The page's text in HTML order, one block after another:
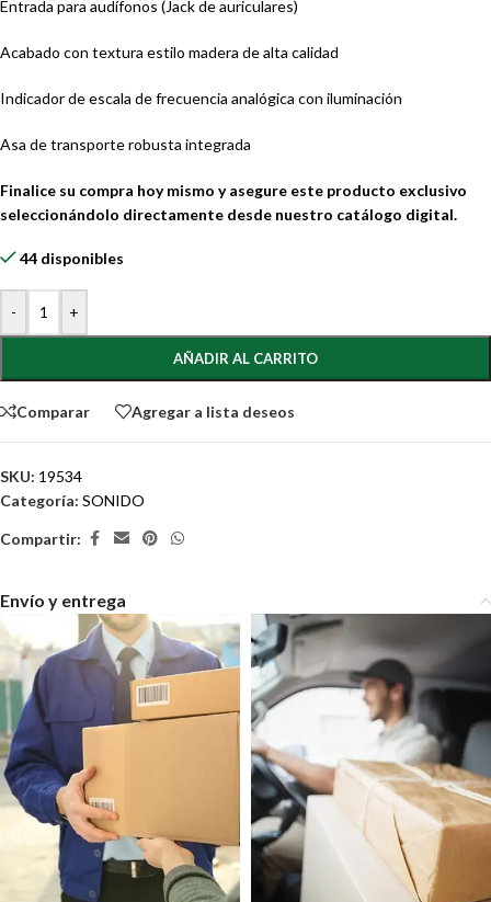
Entrada para audífonos (Jack de auriculares)
Acabado con textura estilo madera de alta calidad
Indicador de escala de frecuencia analógica con iluminación
Asa de transporte robusta integrada
Finalice su compra hoy mismo y asegure este producto exclusivo
seleccionándolo directamente desde nuestro catálogo digital.
44 disponibles
- +
AÑADIR AL CARRITO
Comparar Agregar a lista deseos
SKU: 19534
Categoría: SONIDO
Compartir:
Envío y entrega